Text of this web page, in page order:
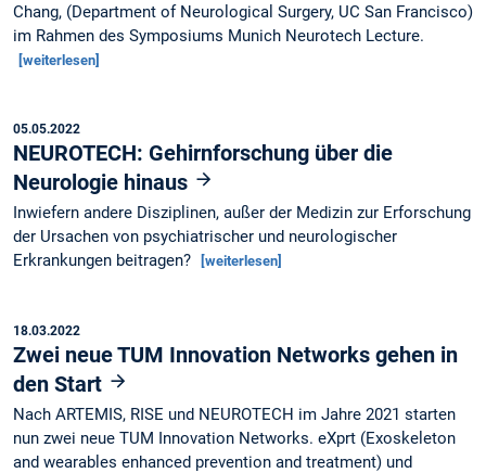
Chang, (Department of Neurological Surgery, UC San Francisco)
im Rahmen des Symposiums Munich Neurotech Lecture.
[weiterlesen]
05.05.2022
NEUROTECH: Gehirnforschung über die
Neurologie hinaus
Inwiefern andere Disziplinen, außer der Medizin zur Erforschung
der Ursachen von psychiatrischer und neurologischer
Erkrankungen beitragen?
[weiterlesen]
18.03.2022
Zwei neue TUM Innovation Networks gehen in
den Start
Nach ARTEMIS, RISE und NEUROTECH im Jahre 2021 starten
nun zwei neue TUM Innovation Networks. eXprt (Exoskeleton
and wearables enhanced prevention and treatment) und